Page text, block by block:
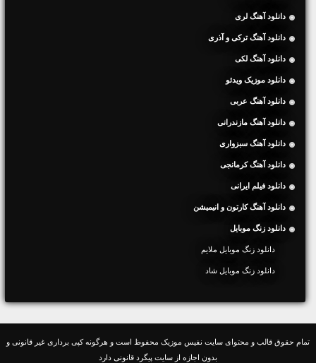
دانلود آهنگ لری
دانلود آهنگ ترکی و آذری
دانلود آهنگ لکی
دانلود موزیک ویدئو
دانلود آهنگ عربی
دانلود آهنگ مازندرانی
دانلود آهنگ سبزواری
دانلود آهنگ کرمانجی
دانلود فیلم ایرانی
دانلود آهنگ کارتون و انیمیشن
دانلود زنگ موبایل
دانلود زنگ موبایل ملایم
دانلود زنگ موبایل شاد
تمام حقوق قالب و محتوای سایت نفیس موزیک محفوظ است و هرگونه کپی برداری غیر قانونی و
بدون اجازه از سایت پیگرد قانونی دارد